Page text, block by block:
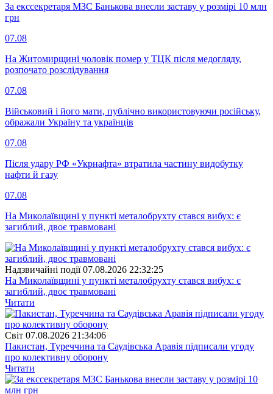
За екссекретаря МЗС Банькова внесли заставу у розмірі 10 млн
грн
07.08
На Житомирщині чоловік помер у ТЦК після медогляду,
розпочато розслідування
07.08
Військовий і його мати, публічно використовуючи російську,
ображали Україну та українців
07.08
Після удару РФ «Укрнафта» втратила частину видобутку
нафти й газу
07.08
На Миколаївщині у пункті металобрухту стався вибух: є
загиблий, двоє травмовані
Надзвичайні події 07.08.2026 22:32:25
На Миколаївщині у пункті металобрухту стався вибух: є
загиблий, двоє травмовані
Читати
Свiт 07.08.2026 21:34:06
Пакистан, Туреччина та Саудівська Аравія підписали угоду
про колективну оборону
Читати